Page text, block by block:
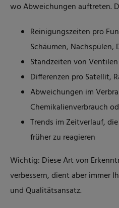
wo Abweichungen auftreten.
Reinigungszeiten pro
Schäumen, Nachspülen,
Standzeiten von
Differenzen pro Satellit,
Abweichungen im
Chemikalienverbrauch
Trends im Zeitverlauf,
früher zu reagieren
Wichtig: Diese Art von
verbessern, dient aber immer
und Qualitätsansatz.